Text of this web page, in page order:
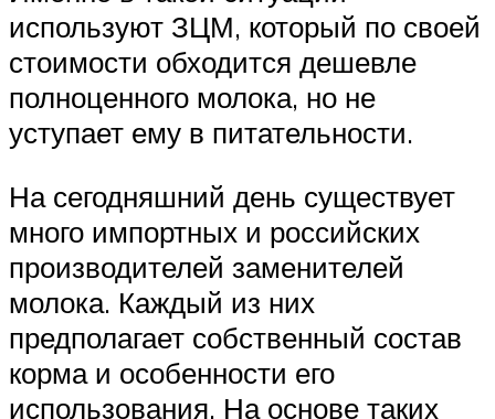
используют ЗЦМ, который по своей
стоимости обходится дешевле
полноценного молока, но не
уступает ему в питательности.
На сегодняшний день существует
много импортных и российских
производителей заменителей
молока. Каждый из них
предполагает собственный состав
корма и особенности его
использования. На основе таких